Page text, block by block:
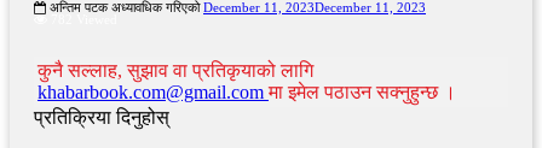
अन्तिम पटक अध्यावधिक गरिएको December 11, 2023December 11, 2023
कुनै सल्लाह, सुझाव वा प्रतिकृयाको लागि
khabarbook.com@gmail.comमा इमेल पठाउन सक्नुहुन्छ ।
प्रतिक्रिया दिनुहोस्